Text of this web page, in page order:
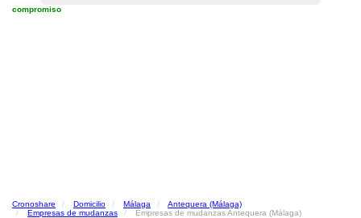
compromiso
Cronoshare Domicilio Málaga
Antequera (Málaga)
Empresas de mudanzas
Empresas de mudanzas Antequera (Málaga)